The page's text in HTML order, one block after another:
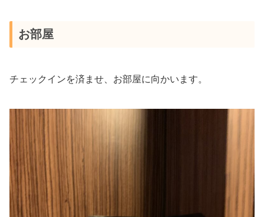
お部屋
チェックインを済ませ、お部屋に向かいます。